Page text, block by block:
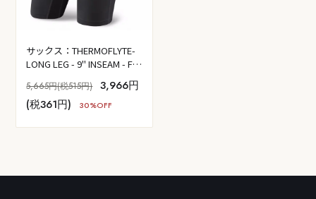
サックス：THERMOFLYTE-
LONG LEG - 9" INSEAM - FLY
5,665円(税515円) 3,966円
(税361円)
30%OFF